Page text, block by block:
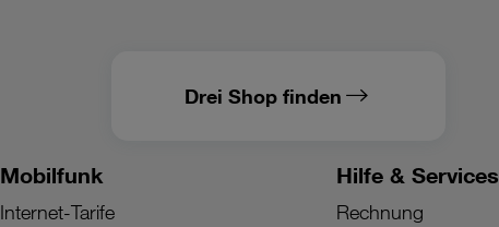
Drei Shop finden
Mobilfunk
Internet-Tarife
Hilfe & Services
Rechnung